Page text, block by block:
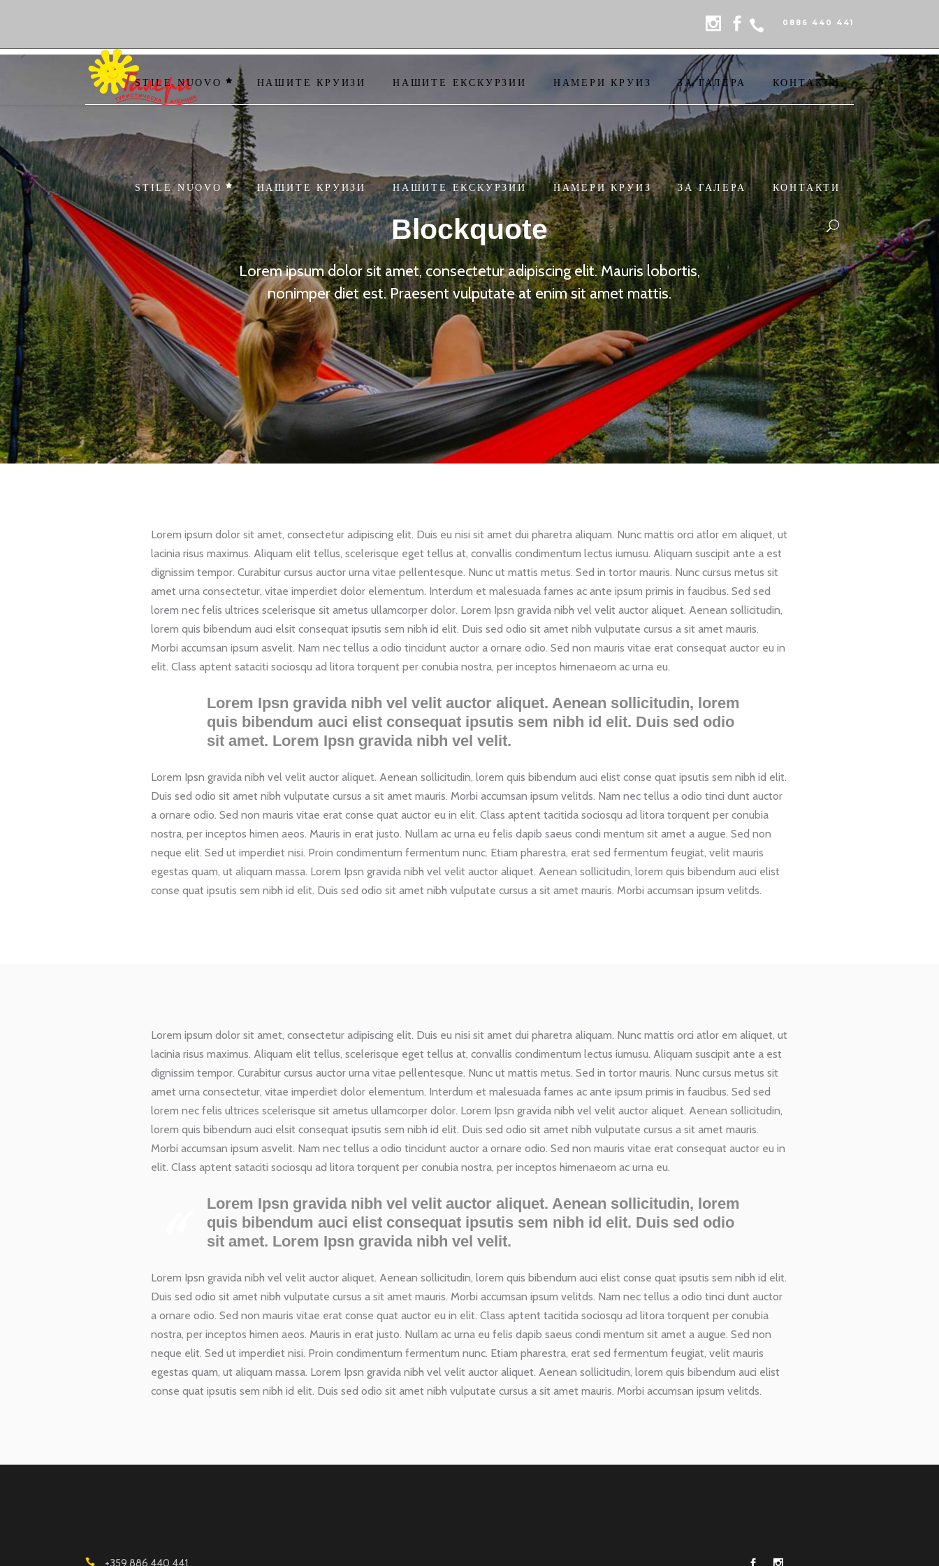
0886 440 441
STILE NUOVO НАШИТЕ КРУИЗИ НАШИТЕ ЕКСКУРЗИИ НАМЕРИ КРУИЗ ЗА ГАЛЕРА КОНТАКТИ
STILE NUOVO НАШИТЕ КРУИЗИ НАШИТЕ ЕКСКУРЗИИ НАМЕРИ КРУИЗ ЗА ГАЛЕРА КОНТАКТИ
Blockquote
Lorem ipsum dolor sit amet, consectetur adipiscing elit. Mauris lobortis,
nonimper diet est. Praesent vulputate at enim sit amet mattis.
Lorem ipsum dolor sit amet, consectetur adipiscing elit. Duis eu nisi sit amet dui pharetra aliquam. Nunc mattis orci atlor em aliquet, ut
lacinia risus maximus. Aliquam elit tellus, scelerisque eget tellus at, convallis condimentum lectus iumusu. Aliquam suscipit ante a est
dignissim tempor. Curabitur cursus auctor urna vitae pellentesque. Nunc ut mattis metus. Sed in tortor mauris. Nunc cursus metus sit
amet urna consectetur, vitae imperdiet dolor elementum. Interdum et malesuada fames ac ante ipsum primis in faucibus. Sed sed
lorem nec felis ultrices scelerisque sit ametus ullamcorper dolor. Lorem Ipsn gravida nibh vel velit auctor aliquet. Aenean sollicitudin,
lorem quis bibendum auci elsit consequat ipsutis sem nibh id elit. Duis sed odio sit amet nibh vulputate cursus a sit amet mauris.
Morbi accumsan ipsum asvelit. Nam nec tellus a odio tincidunt auctor a ornare odio. Sed non mauris vitae erat consequat auctor eu in
elit. Class aptent sataciti sociosqu ad litora torquent per conubia nostra, per inceptos himenaeom ac urna eu.
Lorem Ipsn gravida nibh vel velit auctor aliquet. Aenean sollicitudin, lorem
quis bibendum auci elist consequat ipsutis sem nibh id elit. Duis sed odio
sit amet. Lorem Ipsn gravida nibh vel velit.
Lorem Ipsn gravida nibh vel velit auctor aliquet. Aenean sollicitudin, lorem quis bibendum auci elist conse quat ipsutis sem nibh id elit.
Duis sed odio sit amet nibh vulputate cursus a sit amet mauris. Morbi accumsan ipsum velitds. Nam nec tellus a odio tinci dunt auctor
a ornare odio. Sed non mauris vitae erat conse quat auctor eu in elit. Class aptent tacitida sociosqu ad litora torquent per conubia
nostra, per inceptos himen aeos. Mauris in erat justo. Nullam ac urna eu felis dapib saeus condi mentum sit amet a augue. Sed non
neque elit. Sed ut imperdiet nisi. Proin condimentum fermentum nunc. Etiam pharestra, erat sed fermentum feugiat, velit mauris
egestas quam, ut aliquam massa. Lorem Ipsn gravida nibh vel velit auctor aliquet. Aenean sollicitudin, lorem quis bibendum auci elist
conse quat ipsutis sem nibh id elit. Duis sed odio sit amet nibh vulputate cursus a sit amet mauris. Morbi accumsan ipsum velitds.
Lorem ipsum dolor sit amet, consectetur adipiscing elit. Duis eu nisi sit amet dui pharetra aliquam. Nunc mattis orci atlor em aliquet, ut
lacinia risus maximus. Aliquam elit tellus, scelerisque eget tellus at, convallis condimentum lectus iumusu. Aliquam suscipit ante a est
dignissim tempor. Curabitur cursus auctor urna vitae pellentesque. Nunc ut mattis metus. Sed in tortor mauris. Nunc cursus metus sit
amet urna consectetur, vitae imperdiet dolor elementum. Interdum et malesuada fames ac ante ipsum primis in faucibus. Sed sed
lorem nec felis ultrices scelerisque sit ametus ullamcorper dolor. Lorem Ipsn gravida nibh vel velit auctor aliquet. Aenean sollicitudin,
lorem quis bibendum auci elsit consequat ipsutis sem nibh id elit. Duis sed odio sit amet nibh vulputate cursus a sit amet mauris.
Morbi accumsan ipsum asvelit. Nam nec tellus a odio tincidunt auctor a ornare odio. Sed non mauris vitae erat consequat auctor eu in
elit. Class aptent sataciti sociosqu ad litora torquent per conubia nostra, per inceptos himenaeom ac urna eu.
Lorem Ipsn gravida nibh vel velit auctor aliquet. Aenean sollicitudin, lorem
quis bibendum auci elist consequat ipsutis sem nibh id elit. Duis sed odio
sit amet. Lorem Ipsn gravida nibh vel velit.
Lorem Ipsn gravida nibh vel velit auctor aliquet. Aenean sollicitudin, lorem quis bibendum auci elist conse quat ipsutis sem nibh id elit.
Duis sed odio sit amet nibh vulputate cursus a sit amet mauris. Morbi accumsan ipsum velitds. Nam nec tellus a odio tinci dunt auctor
a ornare odio. Sed non mauris vitae erat conse quat auctor eu in elit. Class aptent tacitida sociosqu ad litora torquent per conubia
nostra, per inceptos himen aeos. Mauris in erat justo. Nullam ac urna eu felis dapib saeus condi mentum sit amet a augue. Sed non
neque elit. Sed ut imperdiet nisi. Proin condimentum fermentum nunc. Etiam pharestra, erat sed fermentum feugiat, velit mauris
egestas quam, ut aliquam massa. Lorem Ipsn gravida nibh vel velit auctor aliquet. Aenean sollicitudin, lorem quis bibendum auci elist
conse quat ipsutis sem nibh id elit. Duis sed odio sit amet nibh vulputate cursus a sit amet mauris. Morbi accumsan ipsum velitds.
+359 886 440 441